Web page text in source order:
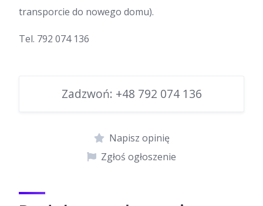
transporcie do nowego domu).
Tel. 792 074 136
Zadzwoń: +48 792 074 136
Napisz opinię
Zgłoś ogłoszenie